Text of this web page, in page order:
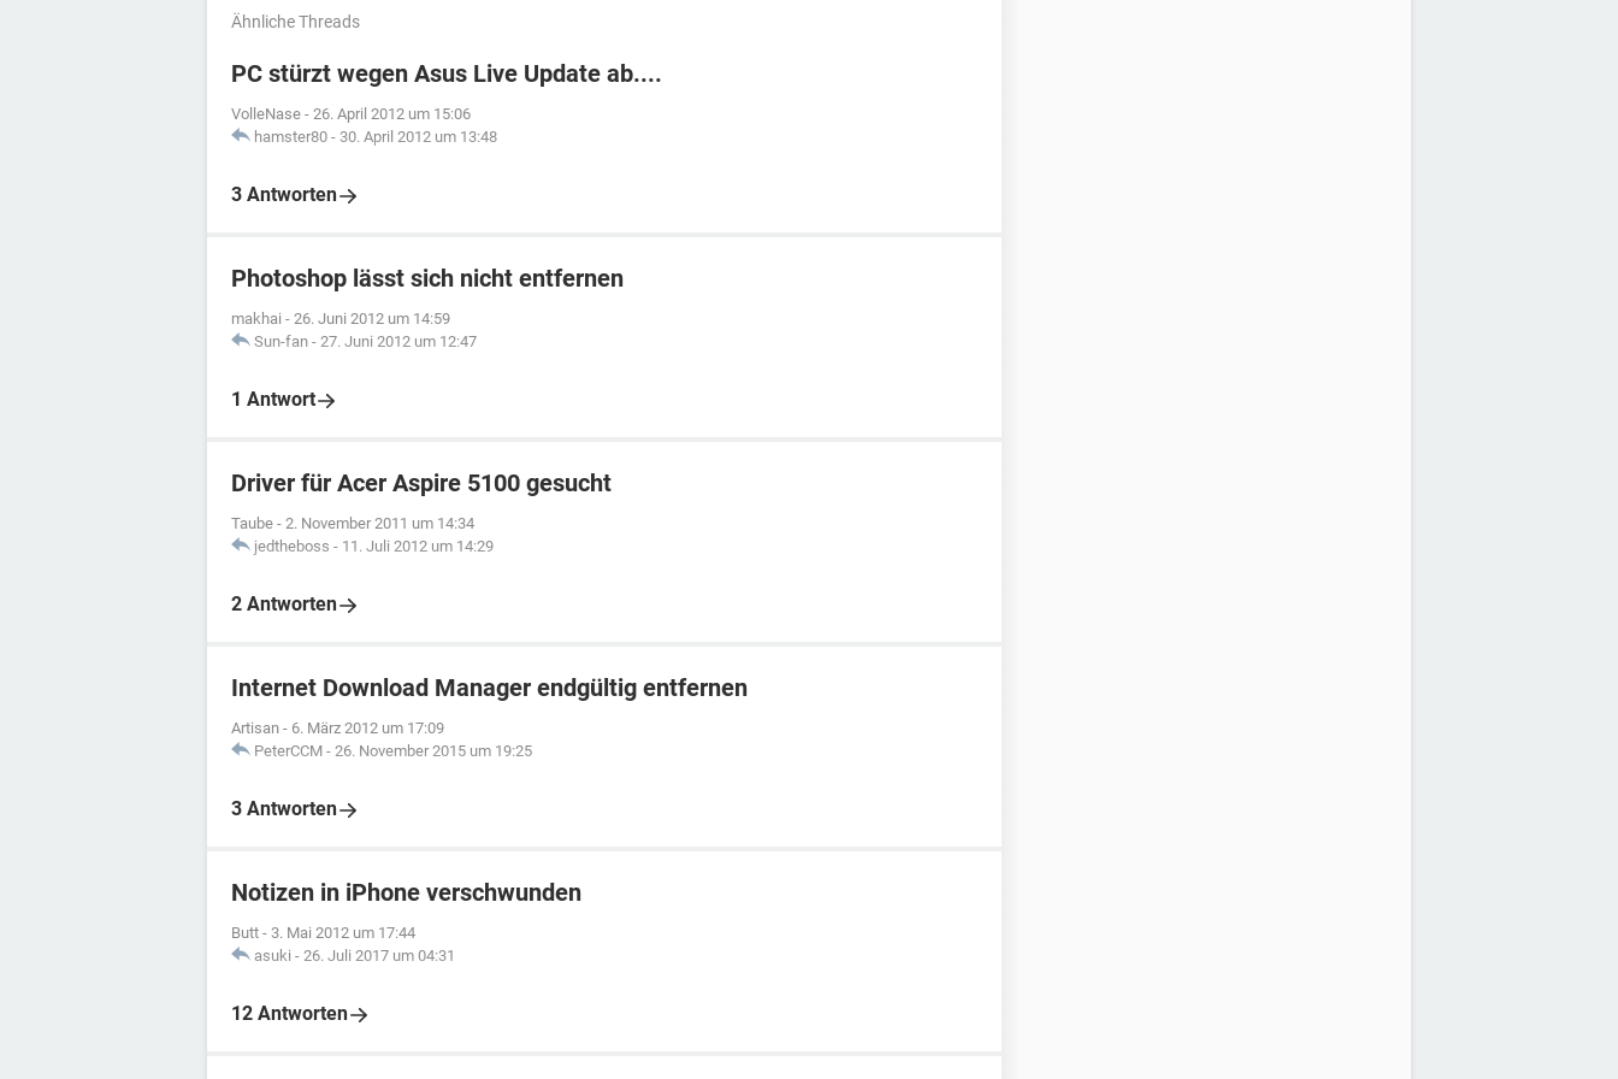
Ähnliche Threads
PC stürzt wegen Asus Live Update ab....
VolleNase - 26. April 2012 um 15:06
hamster80 - 30. April 2012 um 13:48
3 Antworten
Photoshop lässt sich nicht entfernen
makhai - 26. Juni 2012 um 14:59
Sun-fan - 27. Juni 2012 um 12:47
1 Antwort
Driver für Acer Aspire 5100 gesucht
Taube - 2. November 2011 um 14:34
jedtheboss - 11. Juli 2012 um 14:29
2 Antworten
Internet Download Manager endgültig entfernen
Artisan - 6. März 2012 um 17:09
PeterCCM - 26. November 2015 um 19:25
3 Antworten
Notizen in iPhone verschwunden
Butt - 3. Mai 2012 um 17:44
asuki - 26. Juli 2017 um 04:31
12 Antworten